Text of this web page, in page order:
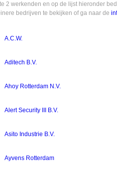
2 werkenden en op de lijst hieronder
bedrijven te bekijken of ga naar de
A.C.W.
Aditech B.V.
Ahoy Rotterdam N.V.
Alert Security III B.V.
Asito Industrie B.V.
Ayvens Rotterdam